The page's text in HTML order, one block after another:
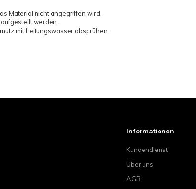
Material nicht angegriffen wird.
werden.
mit Leitungswasser absprühen.
Informationen
Kundendienst
Über uns
AGB